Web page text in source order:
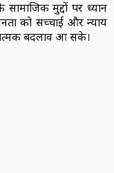
मुद्दों पर ध्यान
को सच्चाई और न्याय
बदलाव आ सके।